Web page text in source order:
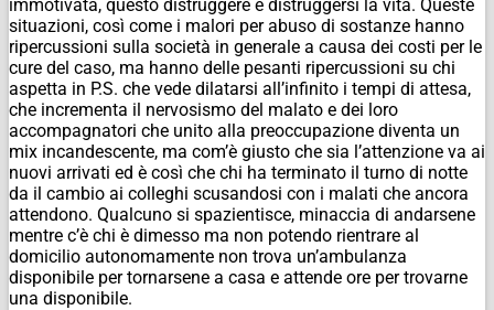
immotivata, questo distruggere e distruggersi la vita. Queste
situazioni, così come i malori per abuso di sostanze hanno
ripercussioni sulla società in generale a causa dei costi per le
cure del caso, ma hanno delle pesanti ripercussioni su chi
aspetta in P.S. che vede dilatarsi all’infinito i tempi di attesa,
che incrementa il nervosismo del malato e dei loro
accompagnatori che unito alla preoccupazione diventa un
mix incandescente, ma com’è giusto che sia l’attenzione va ai
nuovi arrivati ed è così che chi ha terminato il turno di notte
da il cambio ai colleghi scusandosi con i malati che ancora
attendono. Qualcuno si spazientisce, minaccia di andarsene
mentre c’è chi è dimesso ma non potendo rientrare al
domicilio autonomamente non trova un’ambulanza
disponibile per tornarsene a casa e attende ore per trovarne
una disponibile.